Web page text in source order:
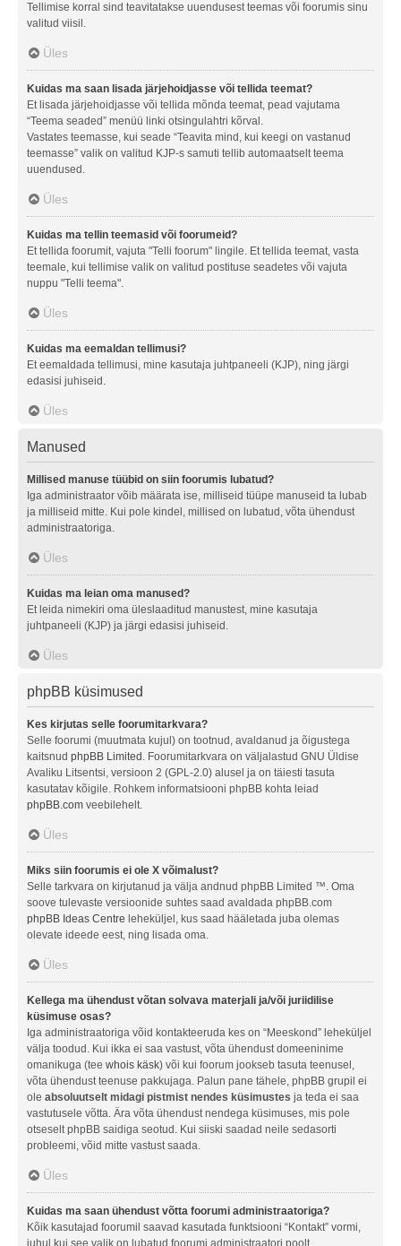
Tellimise korral sind teavitatakse uuendusest teemas või foorumis sinu
valitud viisil.
Üles
Kuidas ma saan lisada järjehoidjasse või tellida teemat?
Et lisada järjehoidjasse või tellida mõnda teemat, pead vajutama
“Teema seaded” menüü linki otsingulahtri kõrval.
Vastates teemasse, kui seade “Teavita mind, kui keegi on vastanud
teemasse” valik on valitud KJP-s samuti tellib automaatselt teema
uuendused.
Üles
Kuidas ma tellin teemasid või foorumeid?
Et tellida foorumit, vajuta "Telli foorum" lingile. Et tellida teemat, vasta
teemale, kui tellimise valik on valitud postituse seadetes või vajuta
nuppu "Telli teema".
Üles
Kuidas ma eemaldan tellimusi?
Et eemaldada tellimusi, mine kasutaja juhtpaneeli (KJP), ning järgi
edasisi juhiseid.
Üles
Manused
Millised manuse tüübid on siin foorumis lubatud?
Iga administraator võib määrata ise, milliseid tüüpe manuseid ta lubab
ja milliseid mitte. Kui pole kindel, millised on lubatud, võta ühendust
administraatoriga.
Üles
Kuidas ma leian oma manused?
Et leida nimekiri oma üleslaaditud manustest, mine kasutaja
juhtpaneeli (KJP) ja järgi edasisi juhiseid.
Üles
phpBB küsimused
Kes kirjutas selle foorumitarkvara?
Selle foorumi (muutmata kujul) on tootnud, avaldanud ja õigustega
kaitsnud phpBB Limited . Foorumitarkvara on väljalastud GNU Üldise
Avaliku Litsentsi, versioon 2 (GPL-2.0) alusel ja on täiesti tasuta
kasutatav kõigile. Rohkem informatsiooni phpBB kohta leiad
phpBB.com veebilehelt.
Üles
Miks siin foorumis ei ole X võimalust?
Selle tarkvara on kirjutanud ja välja andnud phpBB Limited ™. Oma
soove tulevaste versioonide suhtes saad avaldada phpBB.com
phpBB Ideas Centre leheküljel, kus saad hääletada juba olemas
olevate ideede eest, ning lisada oma.
Üles
Kellega ma ühendust võtan solvava materjali ja/või juriidilise
küsimuse osas?
Iga administraatoriga võid kontakteeruda kes on “Meeskond” leheküljel
välja toodud. Kui ikka ei saa vastust, võta ühendust domeeninime
omanikuga (tee whois käsk) või kui foorum jookseb tasuta teenusel,
võta ühendust teenuse pakkujaga. Palun pane tähele, phpBB grupil ei
ole absoluutselt midagi pistmist nendes küsimustes ja teda ei saa
vastutusele võtta. Ära võta ühendust nendega küsimuses, mis pole
otseselt phpBB saidiga seotud. Kui siiski saadad neile sedasorti
probleemi, võid mitte vastust saada.
Üles
Kuidas ma saan ühendust võtta foorumi administraatoriga?
Kõik kasutajad foorumil saavad kasutada funktsiooni “Kontakt” vormi,
juhul kui see valik on lubatud foorumi administraatori poolt.